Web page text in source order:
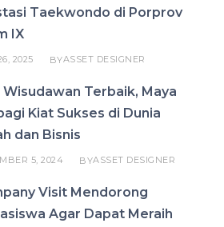
Taekwondo di Porprov
IX
2025 BYASSET DESIGNER
Wisudawan Terbaik, Maya
Kiat Sukses di Dunia
dan Bisnis
5, 2024 BYASSET DESIGNER
Visit Mendorong
Agar Dapat Meraih